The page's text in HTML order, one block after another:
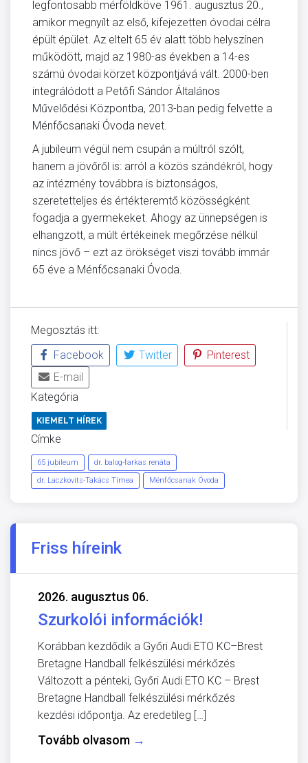
legfontosabb mérföldköve 1961. augusztus 20.,
amikor megnyílt az első, kifejezetten óvodai célra
épült épület. Az eltelt 65 év alatt több helyszínen
működött, majd az 1980-as években a 14-es
számú óvodai körzet központjává vált. 2000-ben
integrálódott a Petőfi Sándor Általános
Művelődési Központba, 2013-ban pedig felvette a
Ménfőcsanaki Óvoda nevet.
A jubileum végül nem csupán a múltról szólt,
hanem a jövőről is: arról a közös szándékról, hogy
az intézmény továbbra is biztonságos,
szeretetteljes és értékteremtő közösségként
fogadja a gyermekeket. Ahogy az ünnepségen is
elhangzott, a múlt értékeinek megőrzése nélkül
nincs jövő – ezt az örökséget viszi tovább immár
65 éve a Ménfőcsanaki Óvoda.
Megosztás itt:
Facebook
Twitter
Pinterest
E-mail
Kategória
KIEMELT HÍREK
Címke
65 jubileum
dr. balog-farkas renáta
dr. Laczkovits-Takács Tímea
Ménfőcsanak Óvoda
Friss híreink
2026. augusztus 06.
Szurkolói információk!
Korábban kezdődik a Győri Audi ETO KC–Brest
Bretagne Handball felkészülési mérkőzés
Változott a pénteki, Győri Audi ETO KC – Brest
Bretagne Handball felkészülési mérkőzés
kezdési időpontja. Az eredetileg […]
Tovább olvasom →